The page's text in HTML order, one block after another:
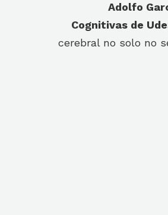
Adolfo
Cognitivas de
cerebral no solo no